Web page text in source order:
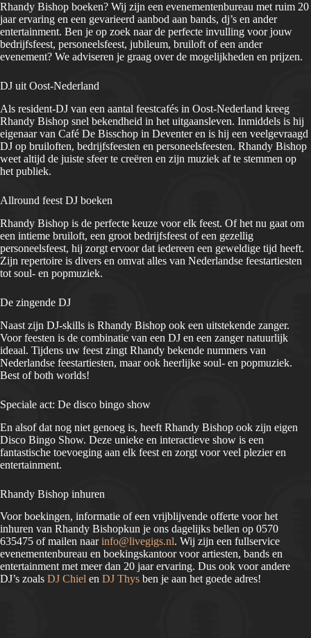
Rhandy Bishop boeken? Wij zijn een evenementenbureau met ruim 20
jaar ervaring en een gevarieerd aanbod aan bands, dj’s en ander
entertainment. Ben je op zoek naar de perfecte invulling voor jouw
bedrijfsfeest, personeelsfeest, jubileum, bruiloft of een ander
evenement? We adviseren je graag over de mogelijkheden en prijzen.
DJ uit Oost-Nederland
Als resident-DJ van een aantal feestcafés in Oost-Nederland kreeg
Rhandy Bishop snel bekendheid in het uitgaansleven. Inmiddels is hij
eigenaar van Café De Bisschop in Deventer en is hij een veelgevraagd
DJ op bruiloften, bedrijfsfeesten en personeelsfeesten. Rhandy Bishop
weet altijd de juiste sfeer te creëren en zijn muziek af te stemmen op
het publiek.
Allround feest DJ boeken
Rhandy Bishop is de perfecte keuze voor elk feest. Of het nu gaat om
een intieme bruiloft, een groot bedrijfsfeest of een gezellig
personeelsfeest, hij zorgt ervoor dat iedereen een geweldige tijd heeft.
Zijn repertoire is divers en omvat alles van Nederlandse feestartiesten
tot soul- en popmuziek.
De zingende DJ
Naast zijn DJ-skills is Rhandy Bishop ook een uitstekende zanger.
Voor feesten is de combinatie van een DJ en een zanger natuurlijk
ideaal. Tijdens uw feest zingt Rhandy bekende nummers van
Nederlandse feestartiesten, maar ook heerlijke soul- en popmuziek.
Best of both worlds!
Speciale act: De disco bingo show
En alsof dat nog niet genoeg is, heeft Rhandy Bishop ook zijn eigen
Disco Bingo Show. Deze unieke en interactieve show is een
fantastische toevoeging aan elk feest en zorgt voor veel plezier en
entertainment.
Rhandy Bishop inhuren
Voor boekingen, informatie of een vrijblijvende offerte voor het
inhuren van Rhandy Bishopkun je ons dagelijks bellen op 0570
635475 of mailen naarinfo@livegigs.nl. Wij zijn een fullservice
evenementenbureau en boekingskantoor voor artiesten, bands en
entertainment met meer dan 20 jaar ervaring. Dus ook voor andere
DJ’s zoals DJ Chiel en DJ Thys ben je aan het goede adres!